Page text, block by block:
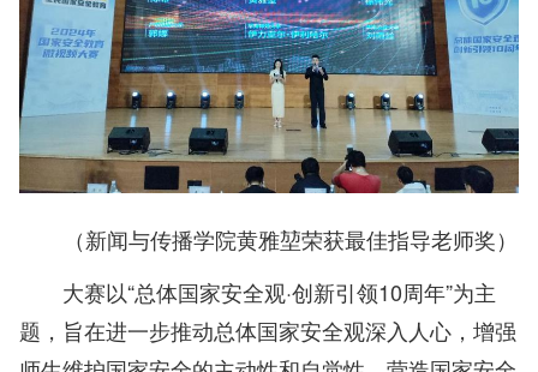
（新闻与传播学院黄雅堃荣获最佳指导老师奖）
大赛以“总体国家安全观·创新引领10周年”为主
题，旨在进一步推动总体国家安全观深入人心，增强